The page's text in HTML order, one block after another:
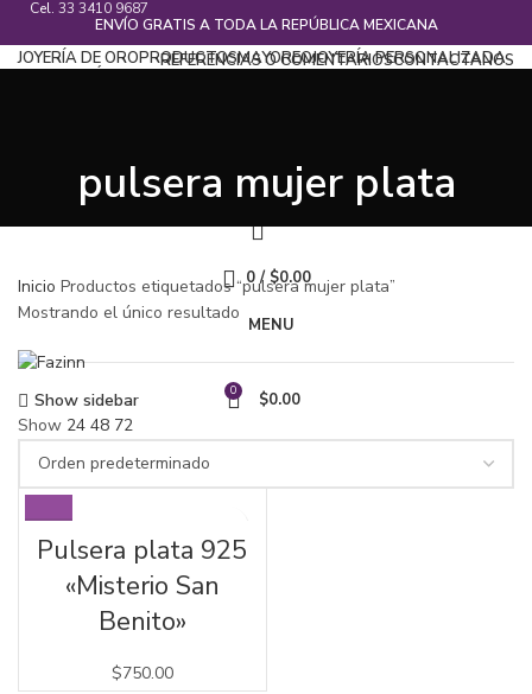
Cel. 33 3410 9687
ENVÍO GRATIS A TODA LA REPÚBLICA MEXICANA
REFERENCIAS O COMENTARIOSCONTACTANOS
JOYERÍA DE OROPRODUCTOSMAYOREOJOYERÍA PERSONALIZADA
BLOGCATÁLOGOS
0/ $0.00
MENU
0 $0.00
pulsera mujer plata
Inicio Productos etiquetados “pulsera mujer plata”
Mostrando el único resultado
Show sidebar
Show 24 48 72
Pulsera plata 925
«Misterio San
Benito»
$750.00